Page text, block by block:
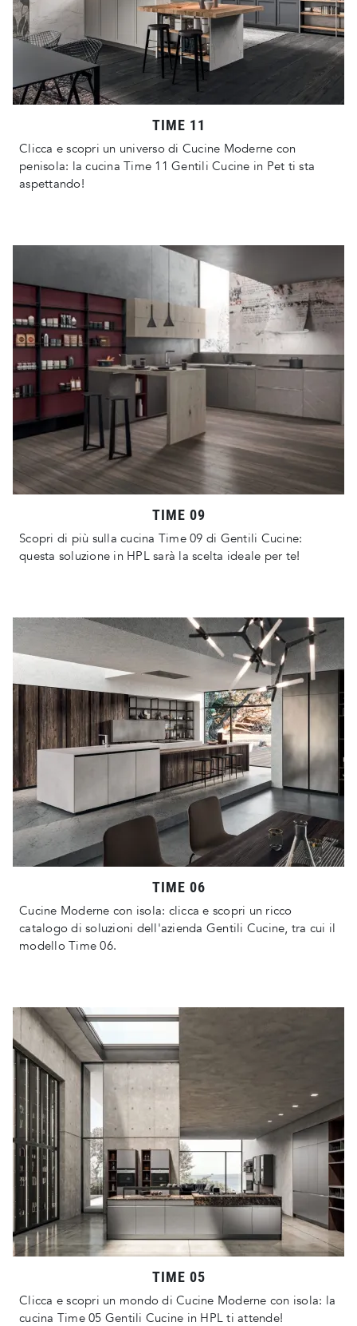
TIME 11
Clicca e scopri un universo di Cucine Moderne con
penisola: la cucina Time 11 Gentili Cucine in Pet ti sta
aspettando!
TIME 09
Scopri di più sulla cucina Time 09 di Gentili Cucine:
questa soluzione in HPL sarà la scelta ideale per te!
TIME 06
Cucine Moderne con isola: clicca e scopri un ricco
catalogo di soluzioni dell'azienda Gentili Cucine, tra cui il
modello Time 06.
TIME 05
Clicca e scopri un mondo di Cucine Moderne con isola: la
cucina Time 05 Gentili Cucine in HPL ti attende!